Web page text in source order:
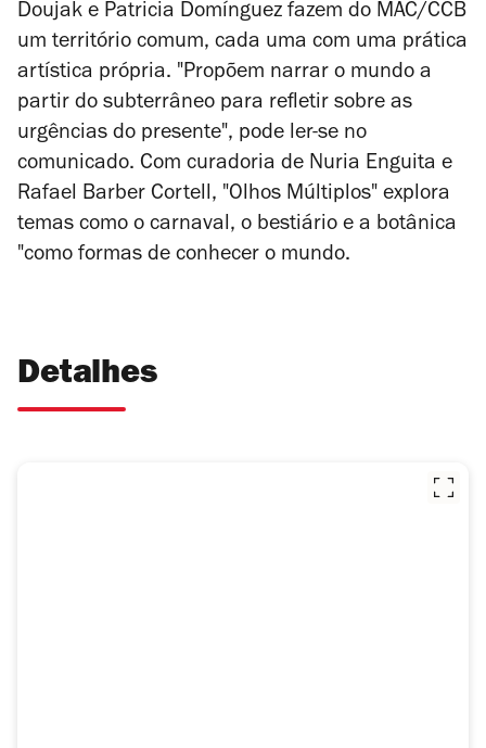
Doujak e Patricia Domínguez fazem do MAC/CCB
um território comum, cada uma com uma prática
artística própria. "Propõem narrar o mundo a
partir do subterrâneo para refletir sobre as
urgências do presente", pode ler-se no
comunicado. Com curadoria de Nuria Enguita e
Rafael Barber Cortell, "Olhos Múltiplos" explora
temas como o carnaval, o bestiário e a botânica
"como formas de conhecer o mundo.
Detalhes